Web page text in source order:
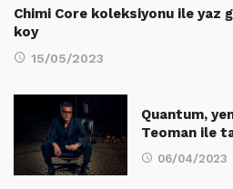
Chimi Core koleksiyonu ile
koy
15/05/2023
Quantum,
Teoman ile
06/04/2023